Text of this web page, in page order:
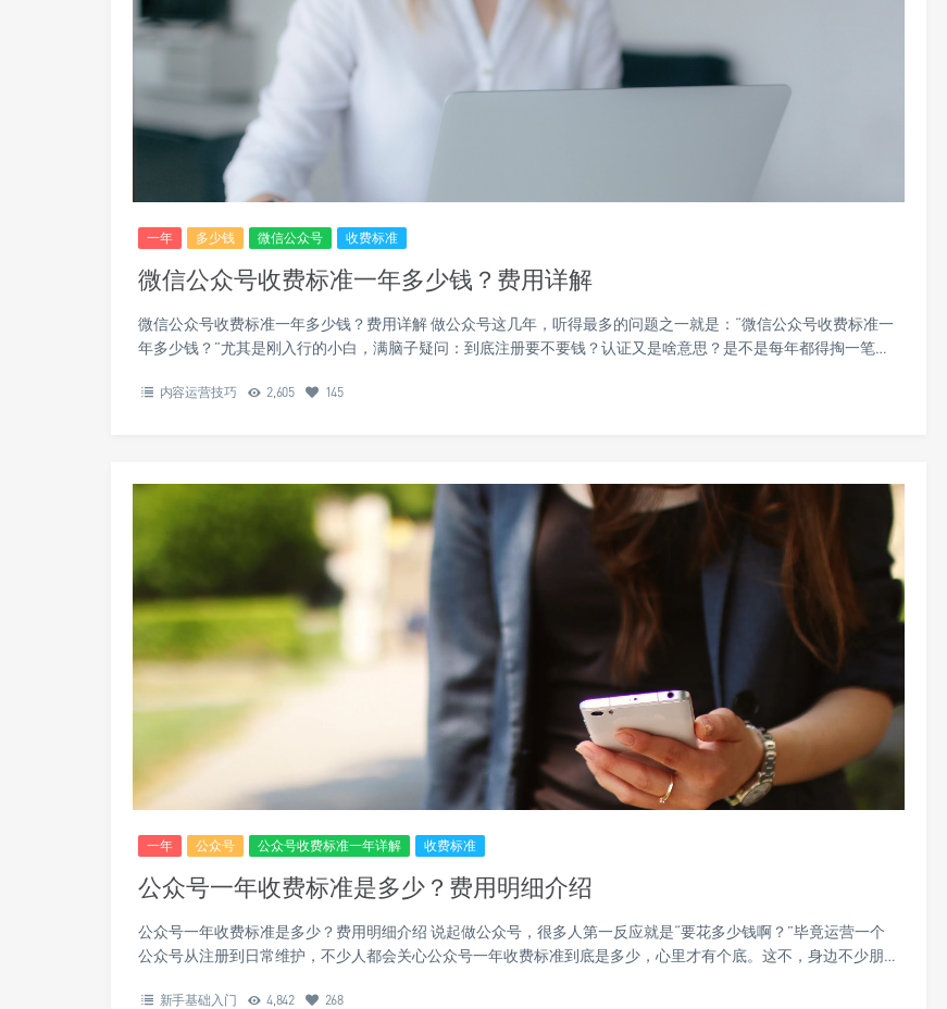
一年 多少钱 微信公众号 收费标准
微信公众号收费标准一年多少钱？费用详解
微信公众号收费标准一年多少钱？费用详解 做公众号这几年，听得最多的问题之一就是：“微信公众号收费标准一
年多少钱？”尤其是刚入行的小白，满脑子疑问：到底注册要不要钱？认证又是啥意思？是不是每年都得掏一笔…
内容运营技巧 2,605 145
一年 公众号 公众号收费标准一年详解 收费标准
公众号一年收费标准是多少？费用明细介绍
公众号一年收费标准是多少？费用明细介绍 说起做公众号，很多人第一反应就是“要花多少钱啊？”毕竟运营一个
公众号从注册到日常维护，不少人都会关心公众号一年收费标准到底是多少，心里才有个底。这不，身边不少朋…
新手基础入门 4,842 268